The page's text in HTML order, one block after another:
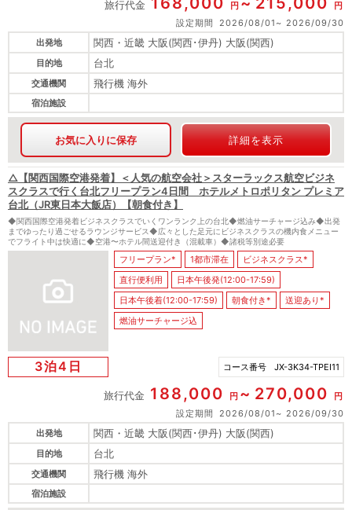
旅行代金 円
円
設定期間
2026/08/01
2026/09/30
出発地
関西・近畿 大阪(関西･伊丹) 大阪(関西)
目的地 台北
交通機関 飛行機 海外
宿泊施設
お気に入りに保存 詳細を表示
△【関西国際空港発着】＜人気の航空会社＞スターラックス航空ビジネ
スクラスで行く台北フリープラン4日間 ホテルメトロポリタン プレミア
台北（JR東日本大飯店）【朝食付き】
◆関西国際空港発着ビジネスクラスでいくワンランク上の台北◆燃油サーチャージ込み◆出発
までゆったり過ごせるラウンジサービス◆広々とした足元にビジネスクラスの機内食メニュー
でフライト中は快適に◆空港〜ホテル間送迎付き（混載車）◆諸税等別途必要
フリープラン* 1都市滞在
ビジネスクラス*
直行便利用
日本午後発(12:00-17:59)
日本午後着(12:00-17:59)
朝食付き*
送迎あり*
燃油サーチャージ込
3泊4日 コース番号 JX-3K34-TPEI11
旅行代金 188,000 円 270,000
円
設定期間
2026/08/01
2026/09/30
出発地
関西・近畿 大阪(関西･伊丹) 大阪(関西)
目的地 台北
交通機関 飛行機 海外
宿泊施設